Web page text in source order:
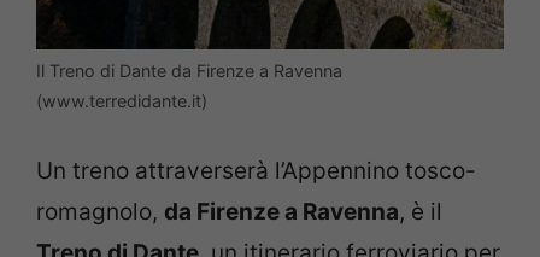
Il Treno di Dante da Firenze a Ravenna
(www.terredidante.it)
Un treno attraverserà l’Appennino tosco-
romagnolo, da Firenze a Ravenna, è il